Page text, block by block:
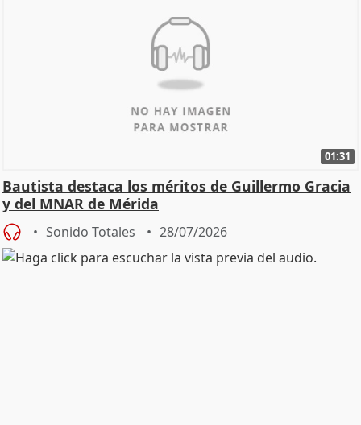
01:31
Bautista destaca los méritos de Guillermo Gracia
y del MNAR de Mérida
Sonido Totales 28/07/2026